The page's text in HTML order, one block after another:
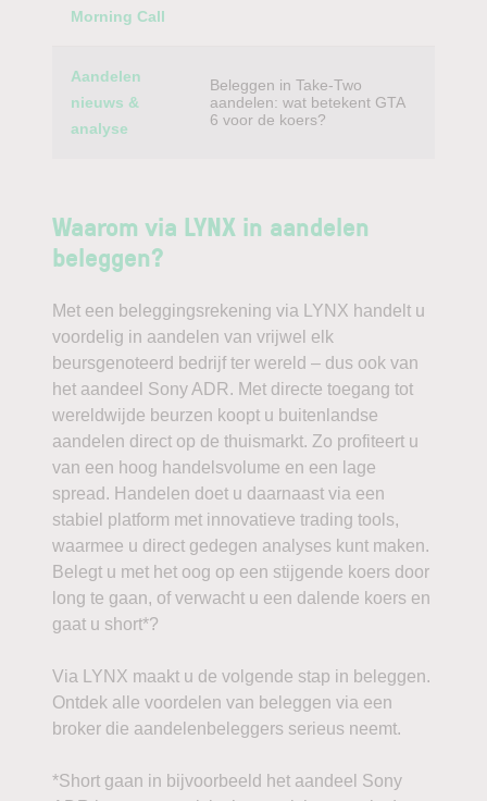
Morning Call
Aandelen
nieuws &
analyse
Beleggen in Take-Two
aandelen: wat betekent GTA
6 voor de koers?
Waarom via LYNX in aandelen
beleggen?
Met een beleggingsrekening via LYNX handelt u
voordelig in aandelen van vrijwel elk
beursgenoteerd bedrijf ter wereld – dus ook van
het aandeel Sony ADR. Met directe toegang tot
wereldwijde beurzen koopt u buitenlandse
aandelen direct op de thuismarkt. Zo profiteert u
van een hoog handelsvolume en een lage
spread. Handelen doet u daarnaast via een
stabiel platform met innovatieve trading tools,
waarmee u direct gedegen analyses kunt maken.
Belegt u met het oog op een stijgende koers door
long te gaan, of verwacht u een dalende koers en
gaat u short*?
Via LYNX maakt u de volgende stap in beleggen.
Ontdek alle voordelen van beleggen via een
broker die aandelenbeleggers serieus neemt.
*Short gaan in bijvoorbeeld het aandeel Sony